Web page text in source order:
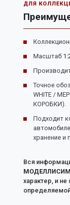
ДЛЯ
Масштаб
Точное
WHITE /
КОРОБКИ).
Подходит
хранение и
Вся
характер, и